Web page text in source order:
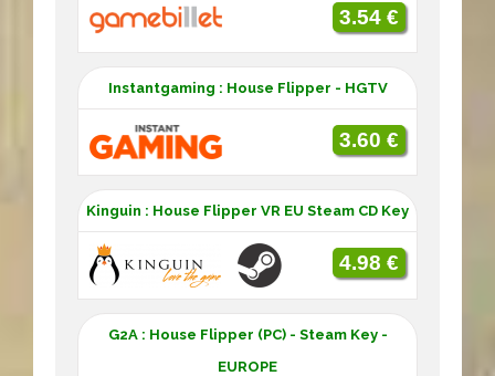
3.54 €
Instantgaming : House Flipper - HGTV
3.60 €
Kinguin : House Flipper VR EU Steam CD Key
4.98 €
G2A : House Flipper (PC) - Steam Key -
EUROPE